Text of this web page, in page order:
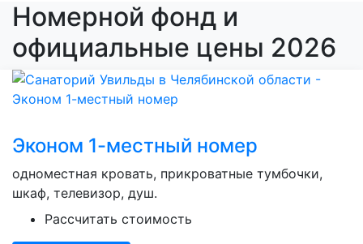
Номерной фонд и
официальные цены 2026
Эконом 1-местный номер
одноместная кровать, прикроватные тумбочки,
шкаф, телевизор, душ.
Рассчитать стоимость